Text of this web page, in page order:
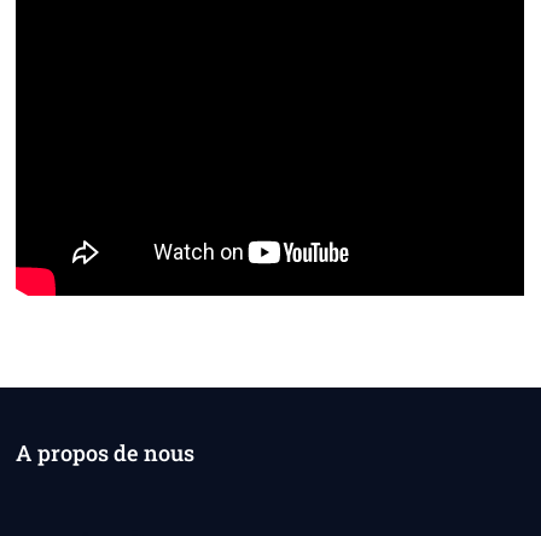
A propos de nous